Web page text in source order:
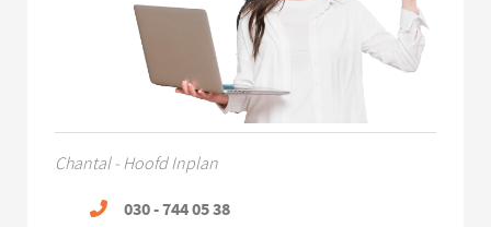
Chantal - Hoofd Inplan
030 - 744 05 38